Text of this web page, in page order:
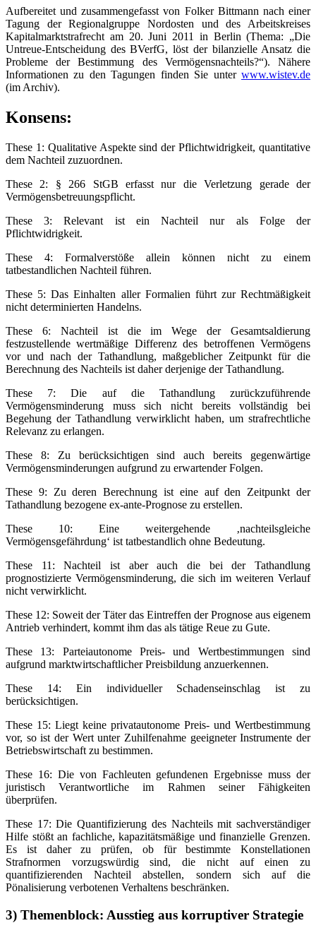
Aufbereitet und zusammengefasst von Folker Bittmann nach einer
Tagung der Regionalgruppe Nordosten und des Arbeitskreises
Kapitalmarktstrafrecht am 20. Juni 2011 in Berlin (Thema: „Die
Untreue-Entscheidung des BVerfG, löst der bilanzielle Ansatz die
Probleme der Bestimmung des Vermögensnachteils?“). Nähere
Informationen zu den Tagungen finden Sie unter www.wistev.de
(im Archiv).
Konsens:
These 1: Qualitative Aspekte sind der Pflichtwidrigkeit, quantitative
dem Nachteil zuzuordnen.
These 2: § 266 StGB erfasst nur die Verletzung gerade der
Vermögensbetreuungspflicht.
These 3: Relevant ist ein Nachteil nur als Folge der
Pflichtwidrigkeit.
These 4: Formalverstöße allein können nicht zu einem
tatbestandlichen Nachteil führen.
These 5: Das Einhalten aller Formalien führt zur Rechtmäßigkeit
nicht determinierten Handelns.
These 6: Nachteil ist die im Wege der Gesamtsaldierung
festzustellende wertmäßige Differenz des betroffenen Vermögens
vor und nach der Tathandlung, maßgeblicher Zeitpunkt für die
Berechnung des Nachteils ist daher derjenige der Tathandlung.
These 7: Die auf die Tathandlung zurückzuführende
Vermögensminderung muss sich nicht bereits vollständig bei
Begehung der Tathandlung verwirklicht haben, um strafrechtliche
Relevanz zu erlangen.
These 8: Zu berücksichtigen sind auch bereits gegenwärtige
Vermögensminderungen aufgrund zu erwartender Folgen.
These 9: Zu deren Berechnung ist eine auf den Zeitpunkt der
Tathandlung bezogene ex-ante-Prognose zu erstellen.
These 10: Eine weitergehende ‚nachteilsgleiche
Vermögensgefährdung‘ ist tatbestandlich ohne Bedeutung.
These 11: Nachteil ist aber auch die bei der Tathandlung
prognostizierte Vermögensminderung, die sich im weiteren Verlauf
nicht verwirklicht.
These 12: Soweit der Täter das Eintreffen der Prognose aus eigenem
Antrieb verhindert, kommt ihm das als tätige Reue zu Gute.
These 13: Parteiautonome Preis- und Wertbestimmungen sind
aufgrund marktwirtschaftlicher Preisbildung anzuerkennen.
These 14: Ein individueller Schadenseinschlag ist zu
berücksichtigen.
These 15: Liegt keine privatautonome Preis- und Wertbestimmung
vor, so ist der Wert unter Zuhilfenahme geeigneter Instrumente der
Betriebswirtschaft zu bestimmen.
These 16: Die von Fachleuten gefundenen Ergebnisse muss der
juristisch Verantwortliche im Rahmen seiner Fähigkeiten
überprüfen.
These 17: Die Quantifizierung des Nachteils mit sachverständiger
Hilfe stößt an fachliche, kapazitätsmäßige und finanzielle Grenzen.
Es ist daher zu prüfen, ob für bestimmte Konstellationen
Strafnormen vorzugswürdig sind, die nicht auf einen zu
quantifizierenden Nachteil abstellen, sondern sich auf die
Pönalisierung verbotenen Verhaltens beschränken.
3) Themenblock: Ausstieg aus korruptiver Strategie